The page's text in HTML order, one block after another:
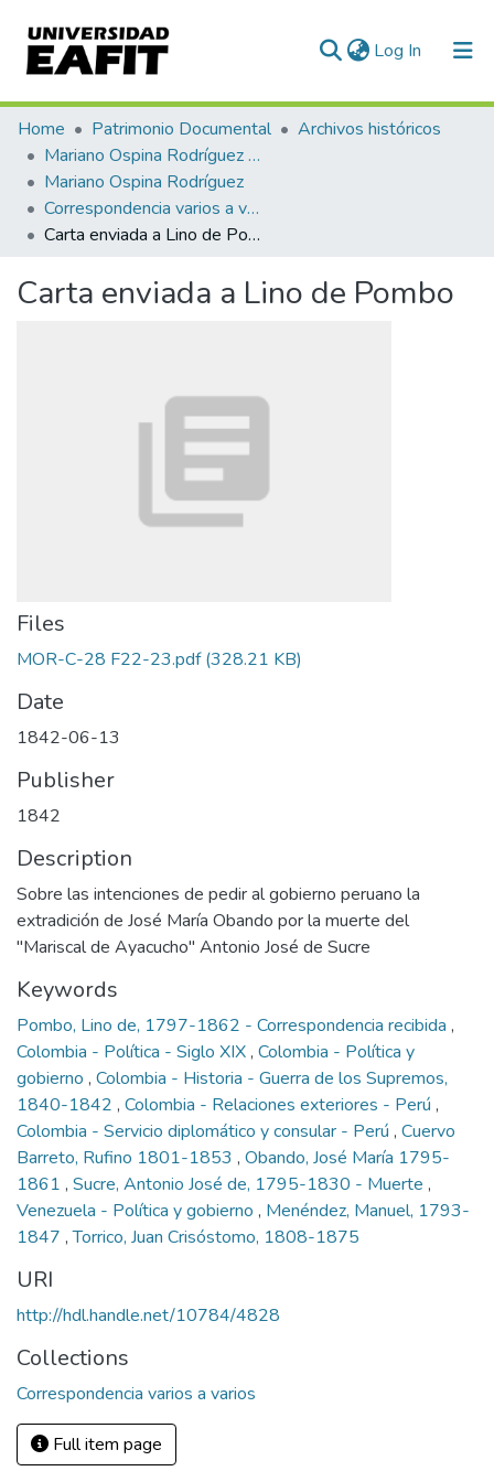
Log In (current)
Communities & Collections
All of DSpace
Statistics
Home Patrimonio Documental
Archivos históricos
Mariano Ospina Rodríguez (1826 -1912)
Mariano Ospina Rodríguez
Correspondencia varios a varios
Carta enviada a Lino de Pombo
Carta enviada a Lino de Pombo
Files
MOR-C-28 F22-23.pdf(328.21 KB)
Date
1842-06-13
Publisher
1842
Description
Sobre las intenciones de pedir al gobierno peruano la
extradición de José María Obando por la muerte del
"Mariscal de Ayacucho" Antonio José de Sucre
Keywords
Pombo, Lino de, 1797-1862 - Correspondencia recibida ,
Colombia - Política - Siglo XIX, Colombia - Política y
gobierno , Colombia - Historia - Guerra de los Supremos,
1840-1842 , Colombia - Relaciones exteriores - Perú ,
Colombia - Servicio diplomático y consular - Perú , Cuervo
Barreto, Rufino 1801-1853 , Obando, José María 1795-
1861 , Sucre, Antonio José de, 1795-1830 - Muerte ,
Venezuela - Política y gobierno , Menéndez, Manuel, 1793-
1847 ,Torrico, Juan Crisóstomo, 1808-1875
URI
http://hdl.handle.net/10784/4828
Collections
Correspondencia varios a varios
Full item page